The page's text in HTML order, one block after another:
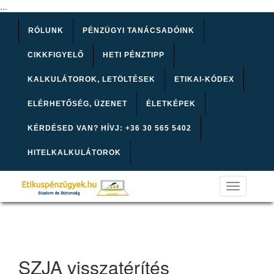
...
RÓLUNK PÉNZÜGYI TANÁCSADÓINK
CIKKFIGYELŐ HETI PÉNZTIPP
KALKULÁTOROK, LETÖLTÉSEK ETIKAI-KÓDEX
ELÉRHETŐSÉG, ÜZENET ÉLETKÉPEK
KÉRDÉSED VAN? HÍVJ: +36 30 565 5402
HITELKALKULÁTOROK
Toggle
navigation
SZJA visszatérítés